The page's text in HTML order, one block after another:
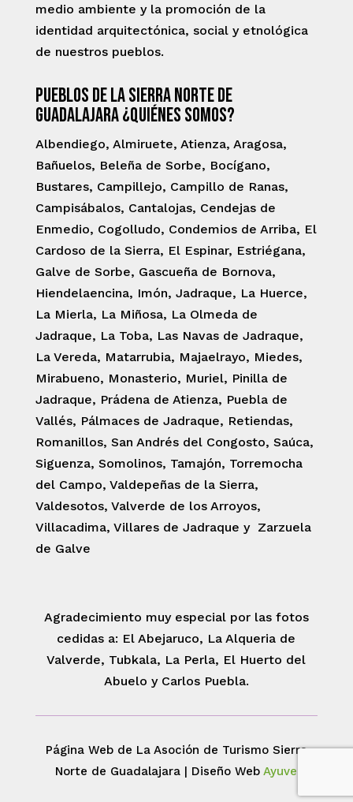
medio ambiente y la promoción de la
identidad arquitectónica, social y etnológica
de nuestros pueblos.
Pueblos de la Sierra Norte de
Guadalajara ¿Quiénes somos?
Albendiego, Almiruete, Atienza, Aragosa,
Bañuelos, Beleña de Sorbe, Bocígano,
Bustares, Campillejo, Campillo de Ranas,
Campisábalos, Cantalojas, Cendejas de
Enmedio, Cogolludo, Condemios de Arriba, El
Cardoso de la Sierra, El Espinar, Estriégana,
Galve de Sorbe, Gascueña de Bornova,
Hiendelaencina, Imón, Jadraque, La Huerce,
La Mierla, La Miñosa, La Olmeda de
Jadraque, La Toba, Las Navas de Jadraque,
La Vereda, Matarrubia, Majaelrayo, Miedes,
Mirabueno, Monasterio, Muriel, Pinilla de
Jadraque, Prádena de Atienza, Puebla de
Vallés, Pálmaces de Jadraque, Retiendas,
Romanillos, San Andrés del Congosto, Saúca,
Siguenza, Somolinos, Tamajón, Torremocha
del Campo, Valdepeñas de la Sierra,
Valdesotos, Valverde de los Arroyos,
Villacadima, Villares de Jadraque y Zarzuela
de Galve
Agradecimiento muy especial por las fotos
cedidas a: El Abejaruco, La Alqueria de
Valverde, Tubkala, La Perla, El Huerto del
Abuelo y Carlos Puebla.
Página Web de La Asoción de Turismo Sierra
Norte de Guadalajara | Diseño WebAyuve